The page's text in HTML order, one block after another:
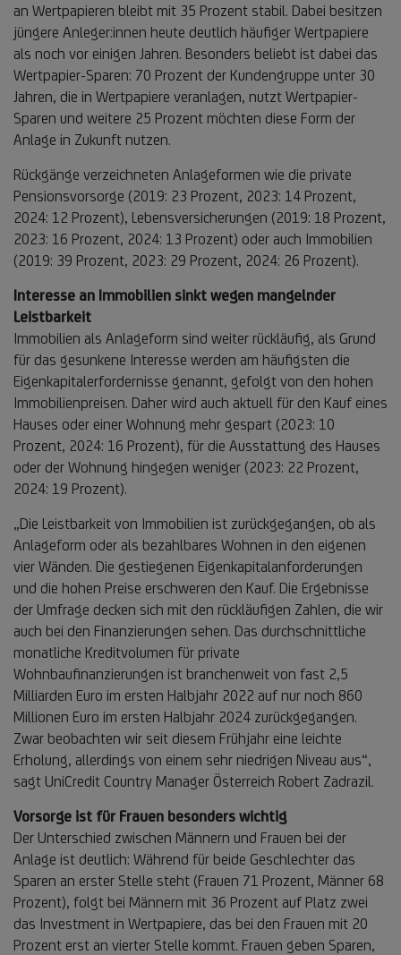
an Wertpapieren bleibt mit 35 Prozent stabil. Dabei besitzen
jüngere Anleger:innen heute deutlich häufiger Wertpapiere
als noch vor einigen Jahren. Besonders beliebt ist dabei das
Wertpapier-Sparen: 70 Prozent der Kundengruppe unter 30
Jahren, die in Wertpapiere veranlagen, nutzt Wertpapier-
Sparen und weitere 25 Prozent möchten diese Form der
Anlage in Zukunft nutzen.
Rückgänge verzeichneten Anlageformen wie die private
Pensionsvorsorge (2019: 23 Prozent, 2023: 14 Prozent,
2024: 12 Prozent), Lebensversicherungen (2019: 18 Prozent,
2023: 16 Prozent, 2024: 13 Prozent) oder auch Immobilien
(2019: 39 Prozent, 2023: 29 Prozent, 2024: 26 Prozent).
Interesse an Immobilien sinkt wegen mangelnder
Leistbarkeit
Immobilien als Anlageform sind weiter rückläufig, als Grund
für das gesunkene Interesse werden am häufigsten die
Eigenkapitalerfordernisse genannt, gefolgt von den hohen
Immobilienpreisen. Daher wird auch aktuell für den Kauf eines
Hauses oder einer Wohnung mehr gespart (2023: 10
Prozent, 2024: 16 Prozent), für die Ausstattung des Hauses
oder der Wohnung hingegen weniger (2023: 22 Prozent,
2024: 19 Prozent).
„Die Leistbarkeit von Immobilien ist zurückgegangen, ob als
Anlageform oder als bezahlbares Wohnen in den eigenen
vier Wänden. Die gestiegenen Eigenkapitalanforderungen
und die hohen Preise erschweren den Kauf. Die Ergebnisse
der Umfrage decken sich mit den rückläufigen Zahlen, die wir
auch bei den Finanzierungen sehen. Das durchschnittliche
monatliche Kreditvolumen für private
Wohnbaufinanzierungen ist branchenweit von fast 2,5
Milliarden Euro im ersten Halbjahr 2022 auf nur noch 860
Millionen Euro im ersten Halbjahr 2024 zurückgegangen.
Zwar beobachten wir seit diesem Frühjahr eine leichte
Erholung, allerdings von einem sehr niedrigen Niveau aus“,
sagt UniCredit Country Manager Österreich Robert Zadrazil.
Vorsorge ist für Frauen besonders wichtig
Der Unterschied zwischen Männern und Frauen bei der
Anlage ist deutlich: Während für beide Geschlechter das
Sparen an erster Stelle steht (Frauen 71 Prozent, Männer 68
Prozent), folgt bei Männern mit 36 Prozent auf Platz zwei
das Investment in Wertpapiere, das bei den Frauen mit 20
Prozent erst an vierter Stelle kommt. Frauen geben Sparen,